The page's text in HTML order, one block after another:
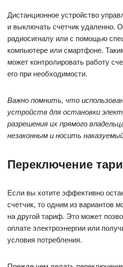
Дистанционное устройство
и выключать счетчик удаленно.
радиосигналу или с помощью
компьютере или смартфоне.
может контролировать работу
его при необходимости.
Важно помнить, что
устройств для остановки
разрешения их прямого
незаконным и носить
Переключение
Если вы хотите эффективно
счетчик, то одним из вариантов
на другой тариф. Это может
оплате электроэнергии или
условия потребления.